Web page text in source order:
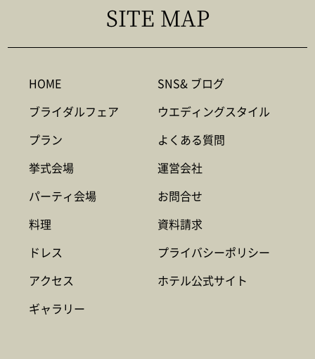
SITE MAP
HOME
ブライダルフェア
プラン
挙式会場
パーティ会場
料理
ドレス
アクセス
ギャラリー
SNS& ブログ
ウエディングスタイル
よくある質問
運営会社
お問合せ
資料請求
プライバシーポリシー
ホテル公式サイト